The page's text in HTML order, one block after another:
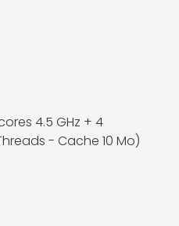
4.5 GHz + 4
- Cache 10 Mo)